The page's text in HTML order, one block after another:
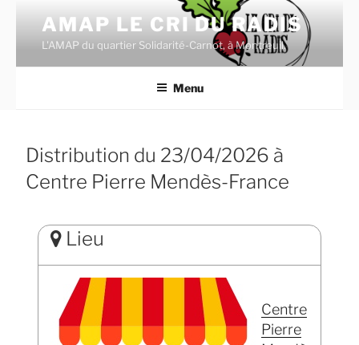
contenu
principal
AMAP LE CRI DU RADIS
L'AMAP du quartier Solidarité-Carnot, à Montreuil.
Menu
Distribution du 23/04/2026 à
Centre Pierre Mendès-France
Lieu
Centre
Pierre